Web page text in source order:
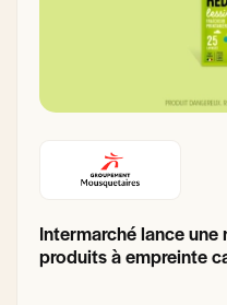
Intermarché lance une
produits à empreinte